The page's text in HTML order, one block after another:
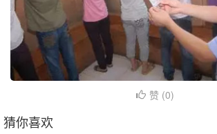
赞 (0)
猜你喜欢